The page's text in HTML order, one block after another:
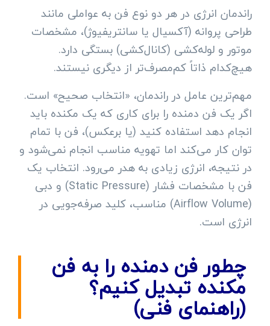
راندمان انرژی در هر دو نوع فن به عواملی مانند
طراحی پروانه (آکسیال یا سانتریفیوژ)، مشخصات
موتور و لوله‌کشی (کانال‌کشی) بستگی دارد.
هیچ‌کدام ذاتاً کم‌مصرف‌تر از دیگری نیستند.
مهم‌ترین عامل در راندمان، «انتخاب صحیح» است.
اگر یک فن دمنده را برای کاری که یک مکنده باید
انجام دهد استفاده کنید (یا برعکس)، فن با تمام
توان کار می‌کند اما تهویه مناسب انجام نمی‌شود و
در نتیجه، انرژی زیادی به هدر می‌رود. انتخاب یک
فن با مشخصات فشار (Static Pressure) و دبی
(Airflow Volume) مناسب، کلید صرفه‌جویی در
انرژی است.
چطور فن دمنده را به فن
مکنده تبدیل کنیم؟
(راهنمای فنی)